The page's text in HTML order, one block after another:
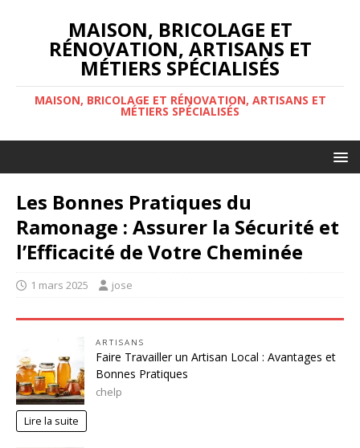
MAISON, BRICOLAGE ET
RÉNOVATION, ARTISANS ET
MÉTIERS SPÉCIALISÉS
MAISON, BRICOLAGE ET RÉNOVATION, ARTISANS ET
MÉTIERS SPÉCIALISÉS
Les Bonnes Pratiques du
Ramonage : Assurer la Sécurité et
l’Efficacité de Votre Cheminée
1 mars 2025 jose
ARTISANS
Faire Travailler un Artisan Local : Avantages et
Bonnes Pratiques
chelp
Lire la suite